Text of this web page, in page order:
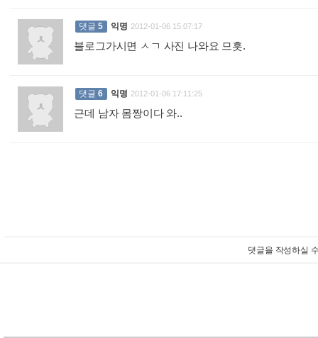
댓글 5 익명 2012-01-06 15:07:17
블로그가시면 ㅅㄱ 사진 나와요 므흣.
댓글 6 익명 2012-01-06 17:11:25
근데 남자 몸짱이다 와..
댓글을 작성하실